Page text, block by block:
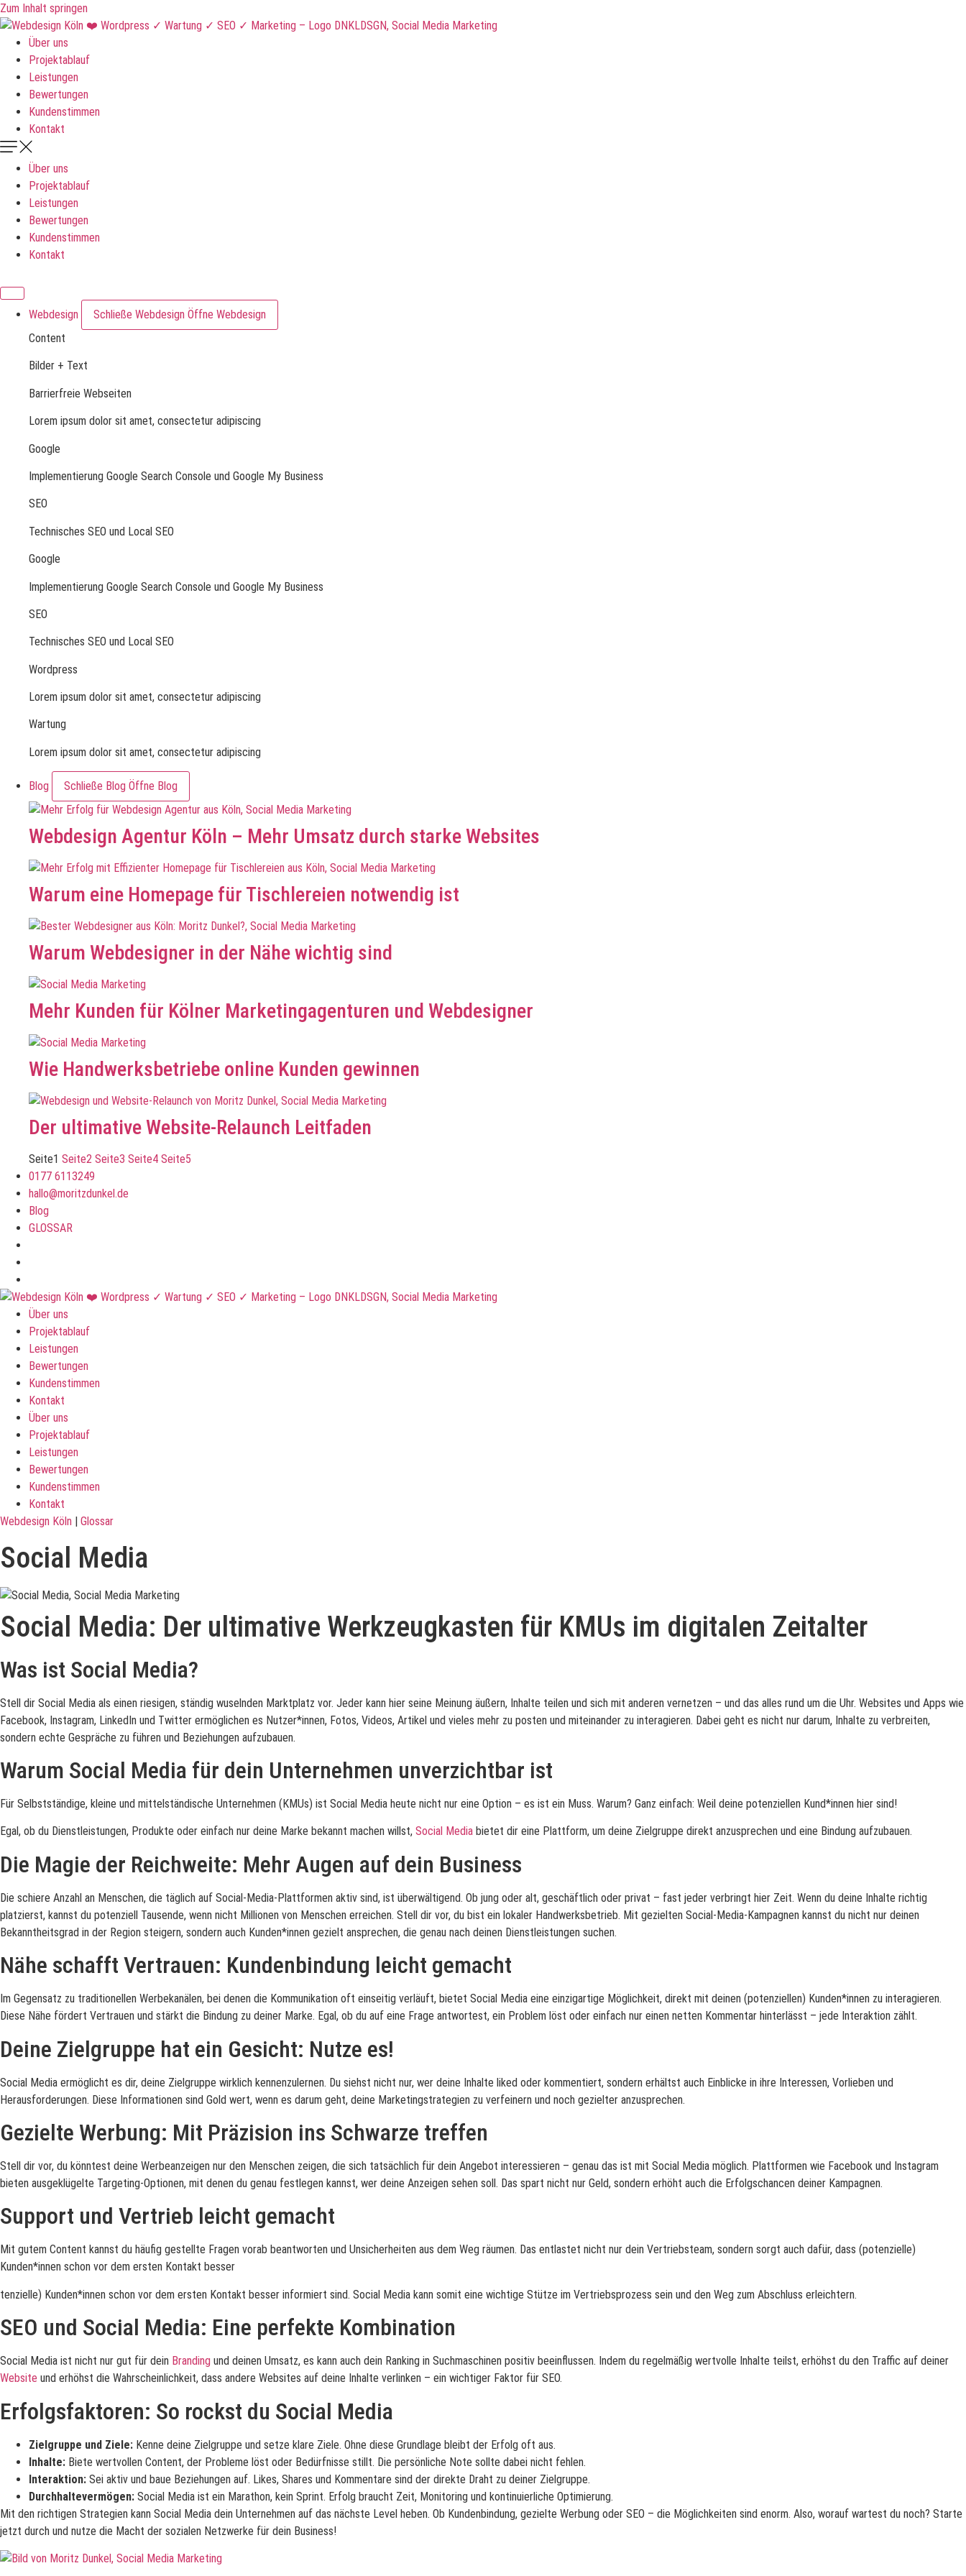
Zum Inhalt springen
Über uns
Projektablauf
Leistungen
Bewertungen
Kundenstimmen
Kontakt
Über uns
Projektablauf
Leistungen
Bewertungen
Kundenstimmen
Kontakt
Webdesign Schließe Webdesign Öffne Webdesign
Content
Bilder + Text
Barrierfreie Webseiten
Lorem ipsum dolor sit amet, consectetur adipiscing
Google
Implementierung Google Search Console und Google My Business
SEO
Technisches SEO und Local SEO
Google
Implementierung Google Search Console und Google My Business
SEO
Technisches SEO und Local SEO
Wordpress
Lorem ipsum dolor sit amet, consectetur adipiscing
Wartung
Lorem ipsum dolor sit amet, consectetur adipiscing
Blog Schließe Blog Öffne Blog
Webdesign Agentur Köln – Mehr Umsatz durch starke Websites
Warum eine Homepage für Tischlereien notwendig ist
Warum Webdesigner in der Nähe wichtig sind
Mehr Kunden für Kölner Marketingagenturen und Webdesigner
Wie Handwerksbetriebe online Kunden gewinnen
Der ultimative Website-Relaunch Leitfaden
Seite1 Seite2 Seite3 Seite4 Seite5
0177 6113249
hallo@moritzdunkel.de
Blog
GLOSSAR
Über uns
Projektablauf
Leistungen
Bewertungen
Kundenstimmen
Kontakt
Über uns
Projektablauf
Leistungen
Bewertungen
Kundenstimmen
Kontakt
Webdesign Köln
Glossar
Social Media
Social Media: Der ultimative Werkzeugkasten für KMUs im digitalen Zeitalter
Was ist Social Media?
Stell dir Social Media als einen riesigen, ständig wuselnden Marktplatz vor. Jeder kann hier seine Meinung äußern, Inhalte teilen und sich mit anderen vernetzen – und das alles rund um die Uhr. Websites und Apps wie
Facebook, Instagram, LinkedIn und Twitter ermöglichen es Nutzer*innen, Fotos, Videos, Artikel und vieles mehr zu posten und miteinander zu interagieren. Dabei geht es nicht nur darum, Inhalte zu verbreiten,
sondern echte Gespräche zu führen und Beziehungen aufzubauen.
Warum Social Media für dein Unternehmen unverzichtbar ist
Für Selbstständige, kleine und mittelständische Unternehmen (KMUs) ist Social Media heute nicht nur eine Option – es ist ein Muss. Warum? Ganz einfach: Weil deine potenziellen Kund*innen hier sind!
Egal, ob du Dienstleistungen, Produkte oder einfach nur deine Marke bekannt machen willst, Social Media bietet dir eine Plattform, um deine Zielgruppe direkt anzusprechen und eine Bindung aufzubauen.
Die Magie der Reichweite: Mehr Augen auf dein Business
Die schiere Anzahl an Menschen, die täglich auf Social-Media-Plattformen aktiv sind, ist überwältigend. Ob jung oder alt, geschäftlich oder privat – fast jeder verbringt hier Zeit. Wenn du deine Inhalte richtig
platzierst, kannst du potenziell Tausende, wenn nicht Millionen von Menschen erreichen. Stell dir vor, du bist ein lokaler Handwerksbetrieb. Mit gezielten Social-Media-Kampagnen kannst du nicht nur deinen
Bekanntheitsgrad in der Region steigern, sondern auch Kunden*innen gezielt ansprechen, die genau nach deinen Dienstleistungen suchen.
Nähe schafft Vertrauen: Kundenbindung leicht gemacht
Im Gegensatz zu traditionellen Werbekanälen, bei denen die Kommunikation oft einseitig verläuft, bietet Social Media eine einzigartige Möglichkeit, direkt mit deinen (potenziellen) Kunden*innen zu interagieren.
Diese Nähe fördert Vertrauen und stärkt die Bindung zu deiner Marke. Egal, ob du auf eine Frage antwortest, ein Problem löst oder einfach nur einen netten Kommentar hinterlässt – jede Interaktion zählt.
Deine Zielgruppe hat ein Gesicht: Nutze es!
Social Media ermöglicht es dir, deine Zielgruppe wirklich kennenzulernen. Du siehst nicht nur, wer deine Inhalte liked oder kommentiert, sondern erhältst auch Einblicke in ihre Interessen, Vorlieben und
Herausforderungen. Diese Informationen sind Gold wert, wenn es darum geht, deine Marketingstrategien zu verfeinern und noch gezielter anzusprechen.
Gezielte Werbung: Mit Präzision ins Schwarze treffen
Stell dir vor, du könntest deine Werbeanzeigen nur den Menschen zeigen, die sich tatsächlich für dein Angebot interessieren – genau das ist mit Social Media möglich. Plattformen wie Facebook und Instagram
bieten ausgeklügelte Targeting-Optionen, mit denen du genau festlegen kannst, wer deine Anzeigen sehen soll. Das spart nicht nur Geld, sondern erhöht auch die Erfolgschancen deiner Kampagnen.
Support und Vertrieb leicht gemacht
Mit gutem Content kannst du häufig gestellte Fragen vorab beantworten und Unsicherheiten aus dem Weg räumen. Das entlastet nicht nur dein Vertriebsteam, sondern sorgt auch dafür, dass (potenzielle)
Kunden*innen schon vor dem ersten Kontakt besser
tenzielle) Kunden*innen schon vor dem ersten Kontakt besser informiert sind. Social Media kann somit eine wichtige Stütze im Vertriebsprozess sein und den Weg zum Abschluss erleichtern.
SEO und Social Media: Eine perfekte Kombination
Social Media ist nicht nur gut für dein Branding und deinen Umsatz, es kann auch dein Ranking in Suchmaschinen positiv beeinflussen. Indem du regelmäßig wertvolle Inhalte teilst, erhöhst du den Traffic auf deiner
Website und erhöhst die Wahrscheinlichkeit, dass andere Websites auf deine Inhalte verlinken – ein wichtiger Faktor für SEO.
Erfolgsfaktoren: So rockst du Social Media
Zielgruppe und Ziele: Kenne deine Zielgruppe und setze klare Ziele. Ohne diese Grundlage bleibt der Erfolg oft aus.
Inhalte: Biete wertvollen Content, der Probleme löst oder Bedürfnisse stillt. Die persönliche Note sollte dabei nicht fehlen.
Interaktion: Sei aktiv und baue Beziehungen auf. Likes, Shares und Kommentare sind der direkte Draht zu deiner Zielgruppe.
Durchhaltevermögen: Social Media ist ein Marathon, kein Sprint. Erfolg braucht Zeit, Monitoring und kontinuierliche Optimierung.
Mit den richtigen Strategien kann Social Media dein Unternehmen auf das nächste Level heben. Ob Kundenbindung, gezielte Werbung oder SEO – die Möglichkeiten sind enorm. Also, worauf wartest du noch? Starte
jetzt durch und nutze die Macht der sozialen Netzwerke für dein Business!